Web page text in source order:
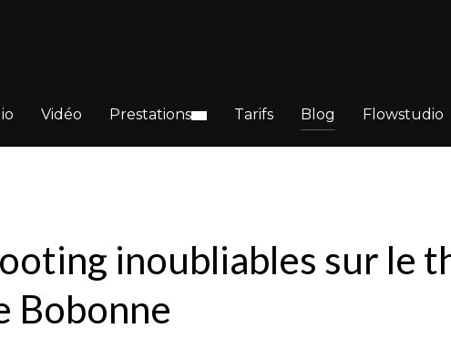
Vidéo Prestations Tarifs Blog Flowstudio
inoubliables sur le
Bobonne